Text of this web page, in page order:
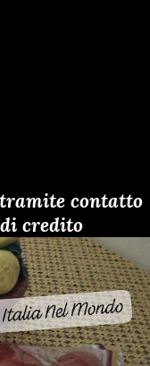
contatto
credito